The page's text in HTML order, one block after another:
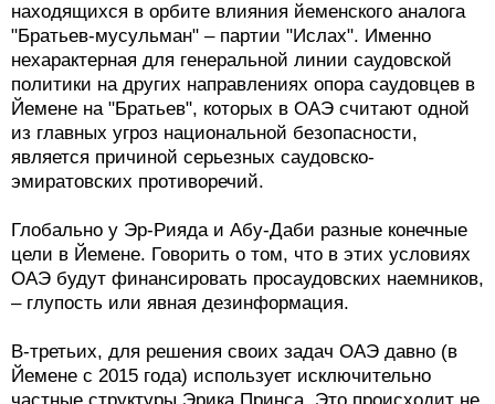
находящихся в орбите влияния йеменского аналога
"Братьев-мусульман" – партии "Ислах". Именно
нехарактерная для генеральной линии саудовской
политики на других направлениях опора саудовцев в
Йемене на "Братьев", которых в ОАЭ считают одной
из главных угроз национальной безопасности,
является причиной серьезных саудовско-
эмиратовских противоречий.
Глобально у Эр-Рияда и Абу-Даби разные конечные
цели в Йемене. Говорить о том, что в этих условиях
ОАЭ будут финансировать просаудовских наемников,
– глупость или явная дезинформация.
В-третьих, для решения своих задач ОАЭ давно (в
Йемене с 2015 года) использует исключительно